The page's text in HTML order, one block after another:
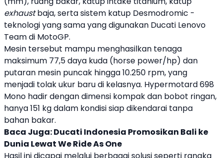
exhaustbaja, serta sistem katup Desmodromic -
teknologi yang sama yang digunakan Ducati Lenovo
Team di MotoGP.
Mesin tersebut mampu menghasilkan tenaga
maksimum 77,5 daya kuda (horse power/hp) dan
putaran mesin puncak hingga 10.250 rpm, yang
menjadi tolak ukur baru di kelasnya. Hypermotard 698
Mono hadir dengan dimensi kompak dan bobot ringan,
hanya 151 kg dalam kondisi siap dikendarai tanpa
bahan bakar.
Baca Juga:Ducati Indonesia Promosikan Bali ke
Dunia Lewat We Ride As One